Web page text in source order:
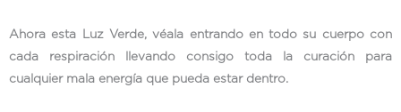
Ahora esta Luz Verde, véala entrando en todo su cuerpo con
cada respiración llevando consigo toda la curación para
cualquier mala energía que pueda estar dentro.